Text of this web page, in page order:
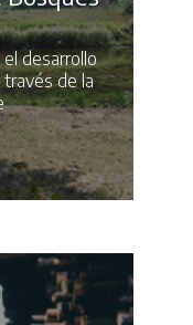
desarrollo
de la